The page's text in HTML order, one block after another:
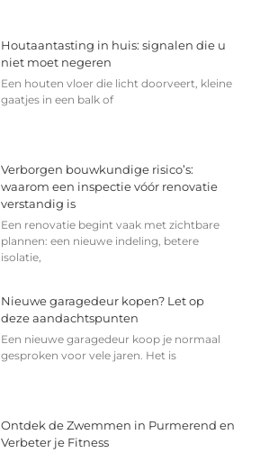
Houtaantasting in huis: signalen die u
niet moet negeren
Een houten vloer die licht doorveert, kleine
gaatjes in een balk of
Verborgen bouwkundige risico’s:
waarom een inspectie vóór renovatie
verstandig is
Een renovatie begint vaak met zichtbare
plannen: een nieuwe indeling, betere
isolatie,
Nieuwe garagedeur kopen? Let op
deze aandachtspunten
Een nieuwe garagedeur koop je normaal
gesproken voor vele jaren. Het is
Ontdek de Zwemmen in Purmerend en
Verbeter je Fitness